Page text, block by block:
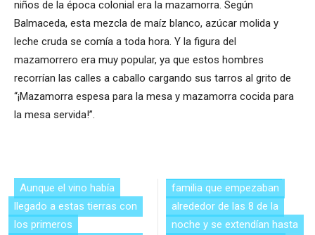
niños de la época colonial era la mazamorra. Según
Balmaceda, esta mezcla de maíz blanco, azúcar molida y
leche cruda se comía a toda hora. Y la figura del
mazamorrero era muy popular, ya que estos hombres
recorrían las calles a caballo cargando sus tarros al grito de
“¡Mazamorra espesa para la mesa y mazamorra cocida para
la mesa servida!”.
Aunque el vino había
llegado a estas tierras con
los primeros
familia que empezaban
alrededor de las 8 de la
noche y se extendían hasta